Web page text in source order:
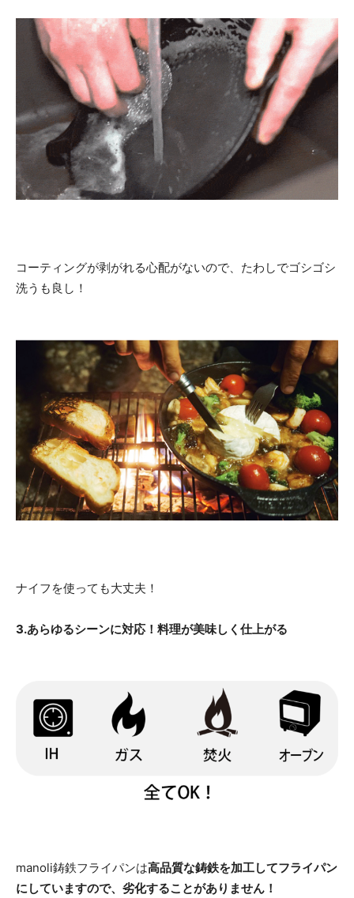
コーティングが剥がれる心配がないので、たわしでゴシゴシ
洗うも良し！
ナイフを使っても大丈夫！
3.あらゆるシーンに対応！料理が美味しく仕上がる
manoli鋳鉄フライパンは高品質な鋳鉄を加工してフライパン
にしていますので、劣化することがありません！